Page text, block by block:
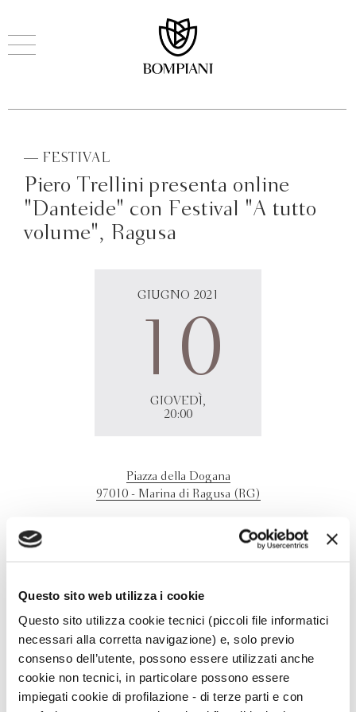
Questo sito web utilizza i cookie
Questo sito utilizza cookie tecnici (piccoli file informatici
necessari alla corretta navigazione) e, solo previo
consenso dell’utente, possono essere utilizzati anche
cookie non tecnici, in particolare possono essere
impiegati cookie di profilazione - di terze parti e con
— FESTIVAL
Piero Trellini presenta online
"Danteide" con Festival "A tutto
volume", Ragusa
GIUGNO 2021
10
GIOVEDÌ,
20:00
Piazza della Dogana
97010 - Marina di Ragusa (RG)
Piero Trellini
presso Piazza Dogana,
Marina di Ragusa, ospite del Festival "A tutto volume -
trellini-danteide-bompiani/